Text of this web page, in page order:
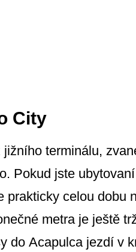
City
terminálu,
Pokud jste
prakticky celou dobu
metra je ještě
do Acapulca jezdí v